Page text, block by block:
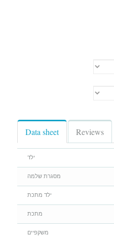
Data sheet Reviews
ילד
מסגרת שלמה
ילד מתכת
מתכת
משקפיים